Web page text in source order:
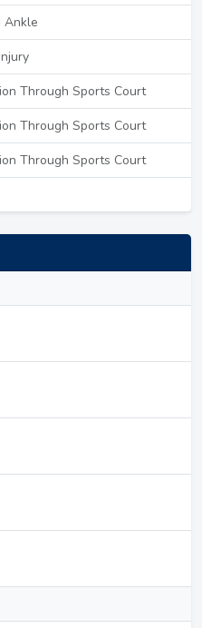
Through Sports Court
Through Sports Court
Through Sports Court